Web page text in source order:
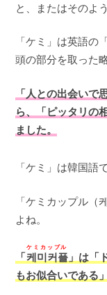
と、またはそのよ
「ケミ」は英語
頭の部分を取った
「人との出会いで
ら、「ピッタリの
ました。
「ケミ」は韓国語
「ケミカップル（
よね。
「케미커플
ケミカップル
」は「
もお似合いである